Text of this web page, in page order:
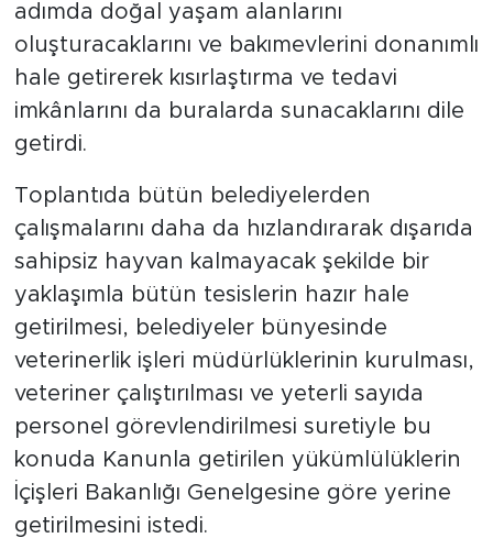
adımda doğal yaşam alanlarını
oluşturacaklarını ve bakımevlerini donanımlı
hale getirerek kısırlaştırma ve tedavi
imkânlarını da buralarda sunacaklarını dile
getirdi.
Toplantıda bütün belediyelerden
çalışmalarını daha da hızlandırarak dışarıda
sahipsiz hayvan kalmayacak şekilde bir
yaklaşımla bütün tesislerin hazır hale
getirilmesi, belediyeler bünyesinde
veterinerlik işleri müdürlüklerinin kurulması,
veteriner çalıştırılması ve yeterli sayıda
personel görevlendirilmesi suretiyle bu
konuda Kanunla getirilen yükümlülüklerin
İçişleri Bakanlığı Genelgesine göre yerine
getirilmesini istedi.